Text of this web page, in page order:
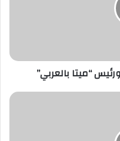
“ميتا بالعربي”